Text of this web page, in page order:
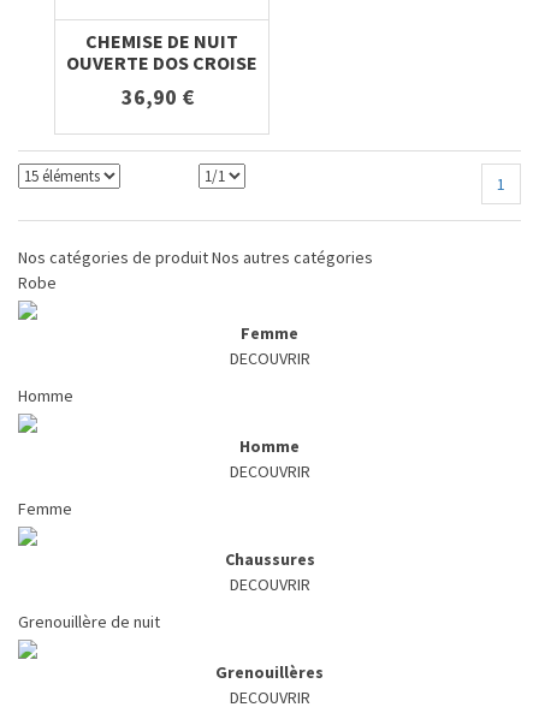
CHEMISE DE NUIT
OUVERTE DOS CROISE
36,90 €
1
Nos catégories de produitNos autres catégories
Robe
Femme
DECOUVRIR
Homme
Homme
DECOUVRIR
Femme
Chaussures
DECOUVRIR
Grenouillère de nuit
Grenouillères
DECOUVRIR